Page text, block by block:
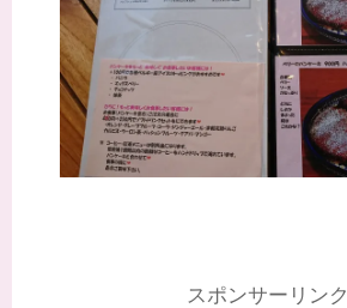
スポンサーリンク